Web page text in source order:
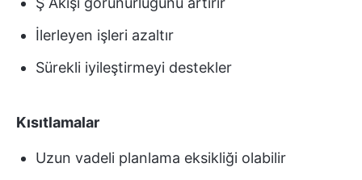
İlerleyen işleri azaltır
Sürekli iyileştirmeyi destekler
Kısıtlamalar
Uzun vadeli planlama eksikliği olabilir